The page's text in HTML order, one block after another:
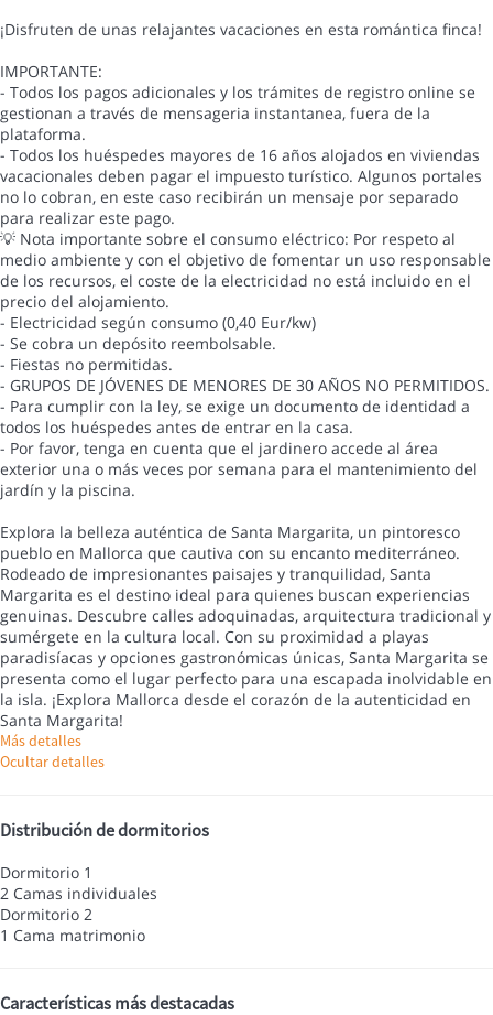
¡Disfruten de unas relajantes vacaciones en esta romántica finca!
IMPORTANTE:
- Todos los pagos adicionales y los trámites de registro online se
gestionan a través de mensageria instantanea, fuera de la
plataforma.
- Todos los huéspedes mayores de 16 años alojados en viviendas
vacacionales deben pagar el impuesto turístico. Algunos portales
no lo cobran, en este caso recibirán un mensaje por separado
para realizar este pago.
💡 Nota importante sobre el consumo eléctrico: Por respeto al
medio ambiente y con el objetivo de fomentar un uso responsable
de los recursos, el coste de la electricidad no está incluido en el
precio del alojamiento.
- Electricidad según consumo (0,40 Eur/kw)
- Se cobra un depósito reembolsable.
- Fiestas no permitidas.
- GRUPOS DE JÓVENES DE MENORES DE 30 AÑOS NO PERMITIDOS.
- Para cumplir con la ley, se exige un documento de identidad a
todos los huéspedes antes de entrar en la casa.
- Por favor, tenga en cuenta que el jardinero accede al área
exterior una o más veces por semana para el mantenimiento del
jardín y la piscina.
Explora la belleza auténtica de Santa Margarita, un pintoresco
pueblo en Mallorca que cautiva con su encanto mediterráneo.
Rodeado de impresionantes paisajes y tranquilidad, Santa
Margarita es el destino ideal para quienes buscan experiencias
genuinas. Descubre calles adoquinadas, arquitectura tradicional y
sumérgete en la cultura local. Con su proximidad a playas
paradisíacas y opciones gastronómicas únicas, Santa Margarita se
presenta como el lugar perfecto para una escapada inolvidable en
la isla. ¡Explora Mallorca desde el corazón de la autenticidad en
Santa Margarita!
Más detalles
Ocultar detalles
Distribución de dormitorios
Dormitorio 1
2 Camas individuales
Dormitorio 2
1 Cama matrimonio
Características más destacadas